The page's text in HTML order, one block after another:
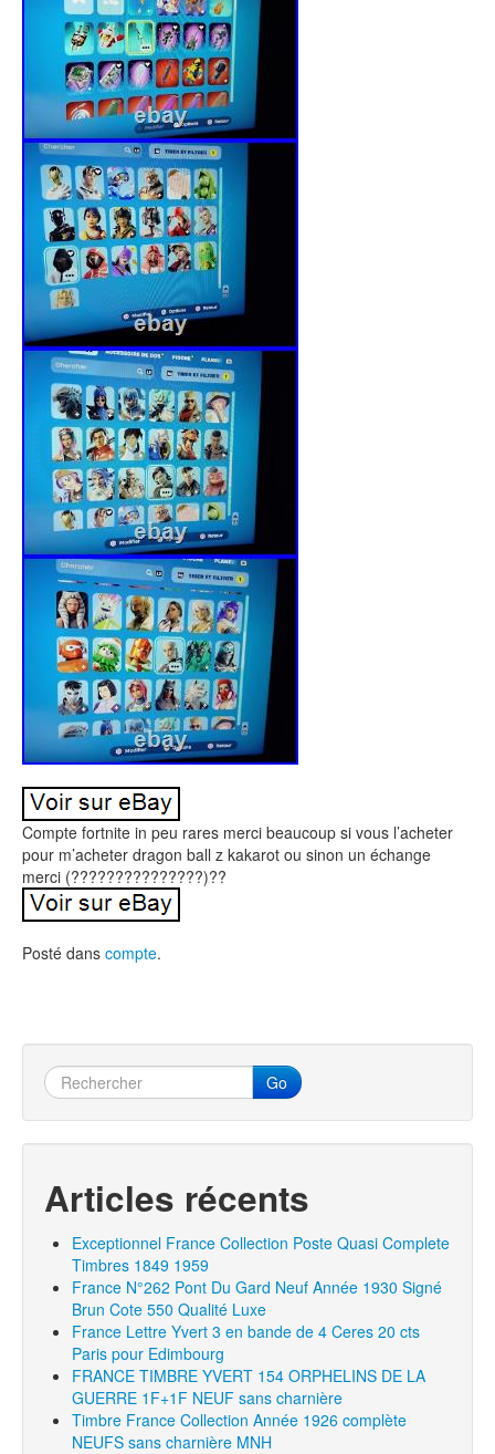
Compte fortnite in peu rares merci beaucoup si vous l’acheter
pour m’acheter dragon ball z kakarot ou sinon un échange
merci (???????????????)??
Posté dans compte.
Go
Articles récents
Exceptionnel France Collection Poste Quasi Complete
Timbres 1849 1959
France N°262 Pont Du Gard Neuf Année 1930 Signé
Brun Cote 550 Qualité Luxe
France Lettre Yvert 3 en bande de 4 Ceres 20 cts
Paris pour Edimbourg
FRANCE TIMBRE YVERT 154 ORPHELINS DE LA
GUERRE 1F+1F NEUF sans charnière
Timbre France Collection Année 1926 complète
NEUFS sans charnière MNH